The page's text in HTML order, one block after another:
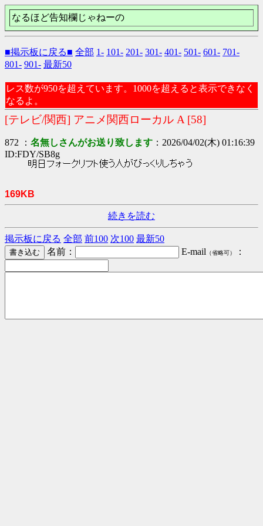
なるほど告知欄じゃねーの
■掲示板に戻る■ 全部 1- 101- 201- 301- 401- 501- 601- 701-
801- 901- 最新50
レス数が950を超えています。1000を超えると表示できなく
なるよ。
[テレビ/関西] アニメ関西ローカル A [58]
872 ： 名無しさんがお送り致します ：2026/04/02(木) 01:16:39
ID:FDY/SB8g
明日フォークリフト使う人がびっくりしちゃう
169KB
続きを読む
掲示板に戻る 全部 前100 次100 最新50
名前：
E-mail （省略可） ：